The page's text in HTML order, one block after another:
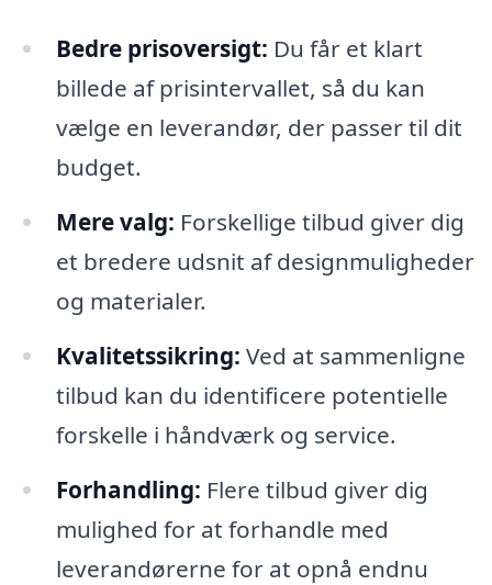
Bedre prisoversigt: Du får et klart
billede af prisintervallet, så du kan
vælge en leverandør, der passer til dit
budget.
Mere valg: Forskellige tilbud giver dig
et bredere udsnit af designmuligheder
og materialer.
Kvalitetssikring: Ved at sammenligne
tilbud kan du identificere potentielle
forskelle i håndværk og service.
Forhandling: Flere tilbud giver dig
mulighed for at forhandle med
leverandørerne for at opnå endnu